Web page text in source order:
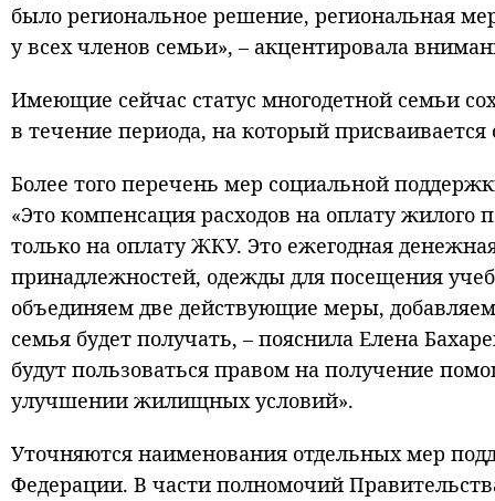
было региональное решение, региональная
у всех членов семьи», – акцентировала
Имеющие сейчас статус многодетной семьи
в течение периода, на который присваивается
Более того перечень мер социальной
«Это компенсация расходов на оплату
только на оплату ЖКУ. Это ежегодная
принадлежностей, одежды для посещения
объединяем две действующие меры,
семья будет получать, – пояснила Елена
будут пользоваться правом на получение
улучшении жилищных условий».
Уточняются наименования отдельных мер
Федерации. В части полномочий